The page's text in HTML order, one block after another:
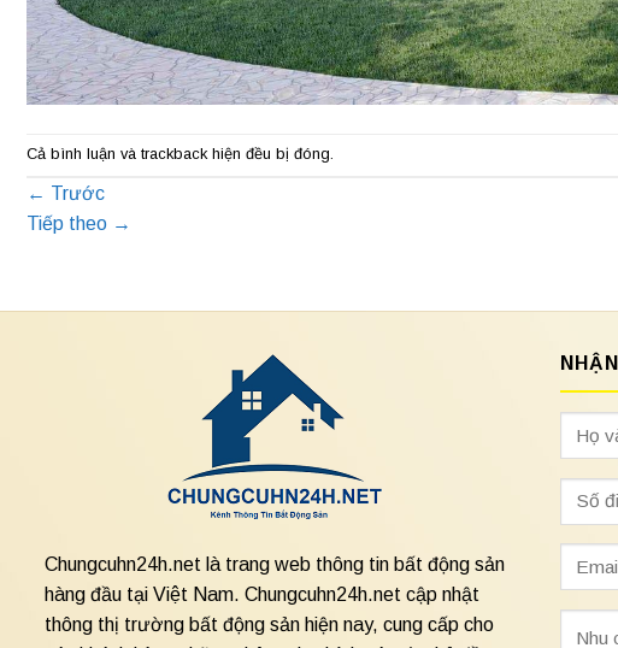
Cả bình luận và trackback hiện đều bị đóng.
← Trước
Tiếp theo →
Chungcuhn24h.net là trang web thông tin bất động sản
hàng đầu tại Việt Nam. Chungcuhn24h.net cập nhật
thông thị trường bất động sản hiện nay, cung cấp cho